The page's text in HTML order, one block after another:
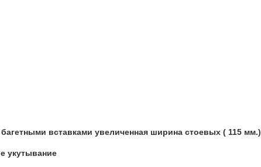
вставками увеличенная ширина стоевых ( 115 мм.)
укутывание